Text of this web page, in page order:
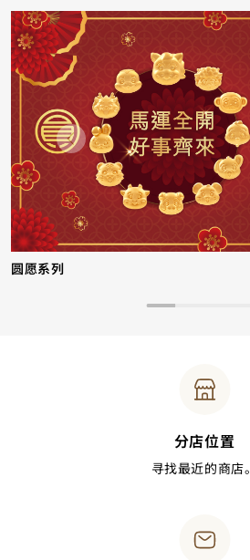
圆愿系列
分店位置
寻找最近的商店。